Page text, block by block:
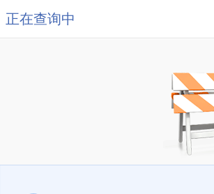
正在查询中